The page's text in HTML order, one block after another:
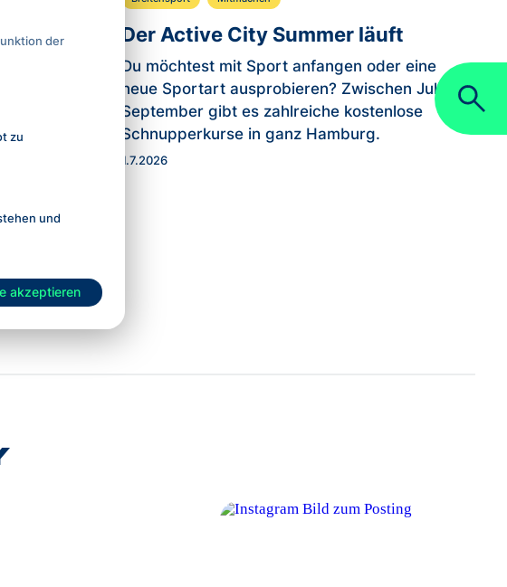
in
Men.
Der Active City Summer läuft
Du möchtest mit Sport anfangen oder eine
neue Sportart ausprobieren? Zwischen Juli und
September gibt es zahlreiche kostenlose
Schnupperkurse in ganz Hamburg.
1.7.2026
der
zu
und
akzeptieren